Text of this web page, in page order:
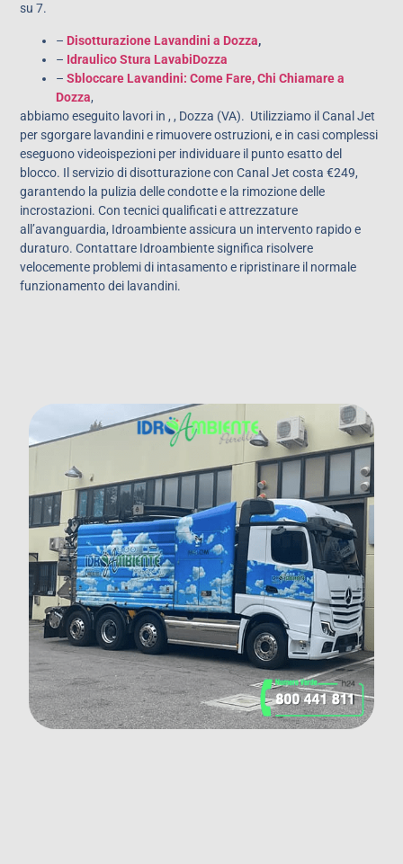
su 7.
– Disotturazione Lavandini a Dozza,
– Idraulico Stura LavabiDozza
–Sbloccare Lavandini: Come Fare, Chi Chiamare a
Dozza,
abbiamo eseguito lavori in , , Dozza (VA). Utilizziamo il Canal Jet
per sgorgare lavandini e rimuovere ostruzioni, e in casi complessi
eseguono videoispezioni per individuare il punto esatto del
blocco. Il servizio di disotturazione con Canal Jet costa €249,
garantendo la pulizia delle condotte e la rimozione delle
incrostazioni. Con tecnici qualificati e attrezzature
all’avanguardia, Idroambiente assicura un intervento rapido e
duraturo. Contattare Idroambiente significa risolvere
velocemente problemi di intasamento e ripristinare il normale
funzionamento dei lavandini.